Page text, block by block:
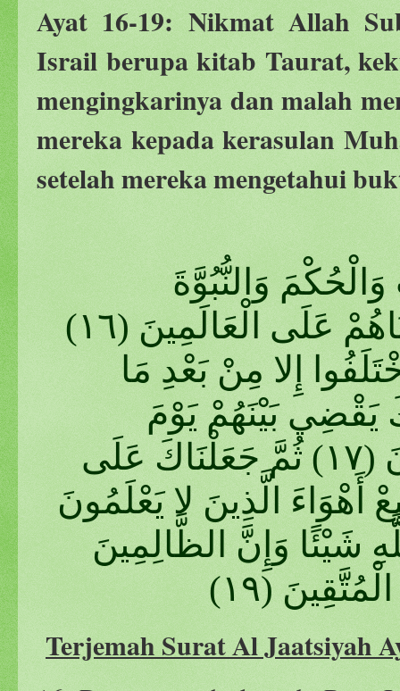
Ayat 16-19: Nikmat Allah
Israil berupa kitab Taurat,
mengingkarinya dan malah
mereka kepada kerasulan
setelah mereka mengetahui
وَالْحُكْمَ وَالنُّبُوَّةَ
وَرَزَقْنَاهُمْ مِنَ الطَّيِّبَاتِ وَفَضَّلْنَاهُمْ عَلَى الْعَالَمِينَ (١٦)
إِلا مِنْ بَعْدِ مَا
يَقْضِي بَيْنَهُمْ يَوْمَ
الْقِيَامَةِ فِيمَا كَانُوا فِيهِ يَخْتَلِفُونَ (١٧) ثُمَّ جَعَلْنَاكَ عَلَى
أَهْوَاءَ الَّذِينَ لا يَعْلَمُونَ
شَيْئًا وَإِنَّ الظَّالِمِينَ
(١٩)
Terjemah Surat Al Jaatsiyah